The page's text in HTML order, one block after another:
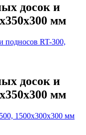
досок и
мм
досок и
мм